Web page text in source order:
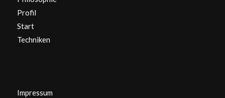
Profil
Start
Techniken
Impressum